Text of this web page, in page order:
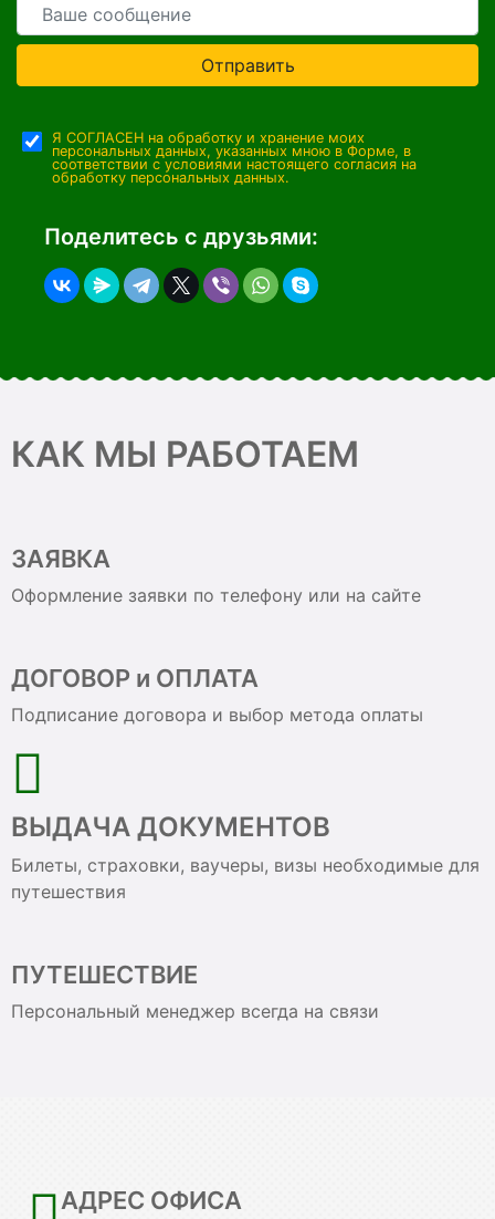
Отправить
Я СОГЛАСЕН на обработку и хранение моих
персональных данных, указанных мною в Форме, в
соответствии с условиями настоящего согласия на
обработку персональных данных.
Поделитесь с друзьями:
КАК МЫ РАБОТАЕМ
ЗАЯВКА
Оформление заявки по телефону или на сайте
ДОГОВОР и ОПЛАТА
Подписание договора и выбор метода оплаты
ВЫДАЧА ДОКУМЕНТОВ
Билеты, страховки, ваучеры, визы необходимые для
путешествия
ПУТЕШЕСТВИЕ
Персональный менеджер всегда на связи
АДРЕС ОФИСА